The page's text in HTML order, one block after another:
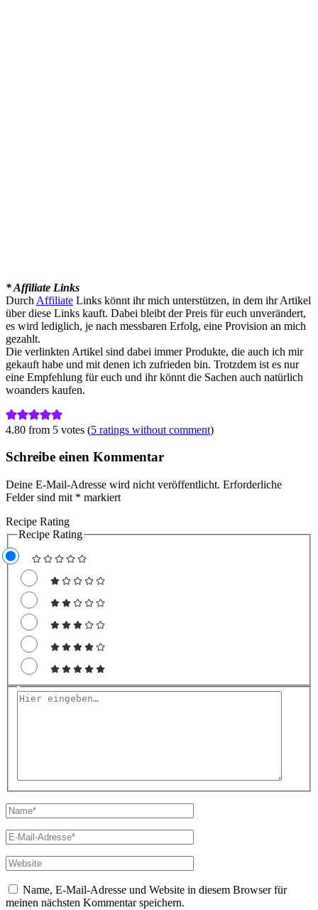
* Affiliate Links
Durch Affiliate Links könnt ihr mich unterstützen, in dem ihr Artikel
über diese Links kauft. Dabei bleibt der Preis für euch unverändert,
es wird lediglich, je nach messbaren Erfolg, eine Provision an mich
gezahlt.
Die verlinkten Artikel sind dabei immer Produkte, die auch ich mir
gekauft habe und mit denen ich zufrieden bin. Trotzdem ist es nur
eine Empfehlung für euch und ihr könnt die Sachen auch natürlich
woanders kaufen.
4.80 from 5 votes (5 ratings without comment)
Schreibe einen Kommentar
Deine E-Mail-Adresse wird nicht veröffentlicht. Erforderliche
Felder sind mit * markiert
Recipe Rating
Recipe Rating
Hier
Name*
E-
Mail-
Adresse*
Website
Name, E-Mail-Adresse und Website in diesem Browser für
meinen nächsten Kommentar speichern.